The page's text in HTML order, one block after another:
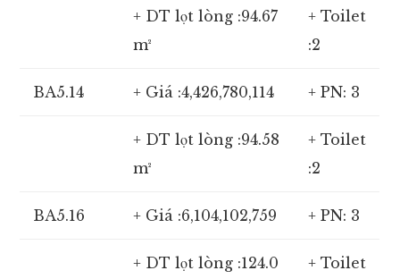
+ DT lọt lòng :94.67
m²
+ Toilet
:2
BA5.14 + Giá :4,426,780,114 + PN: 3
+ DT lọt lòng :94.58
m²
+ Toilet
:2
BA5.16 + Giá :6,104,102,759 + PN: 3
+ DT lọt lòng :124.0
+ Toilet